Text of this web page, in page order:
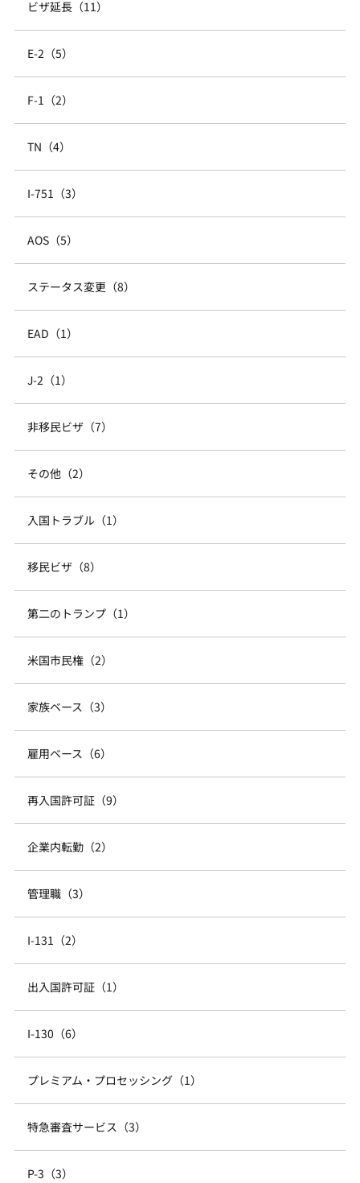
ビザ延長（11）
E-2（5）
F-1（2）
TN（4）
I-751（3）
AOS（5）
ステータス変更（8）
EAD（1）
J-2（1）
非移民ビザ（7）
その他（2）
入国トラブル（1）
移民ビザ（8）
第二のトランプ（1）
米国市民権（2）
家族ベース（3）
雇用ベース（6）
再入国許可証（9）
企業内転勤（2）
管理職（3）
I-131（2）
出入国許可証（1）
I-130（6）
プレミアム・プロセッシング（1）
特急審査サービス（3）
P-3（3）